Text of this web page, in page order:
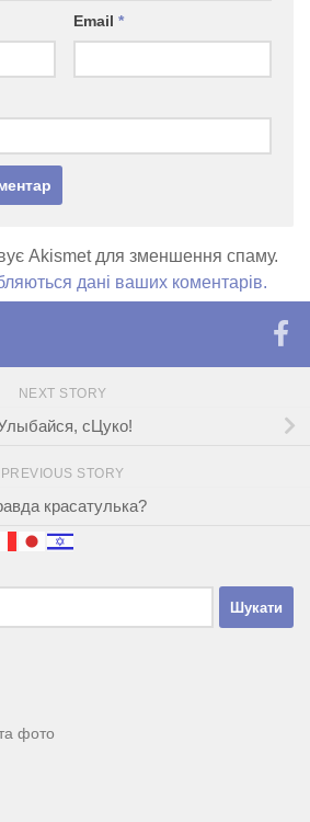
Email *
Akismet для зменшення спаму.
дані ваших коментарів.
NEXT STORY
сЦуко!
PREVIOUS STORY
красатулька?
фото